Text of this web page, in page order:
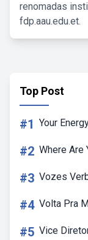
renomadas
fdp.aau.edu.et.
Top Post
#1 Your
#2 Where Are
#3 Vozes
#4 Volta Pra
#5 Vice